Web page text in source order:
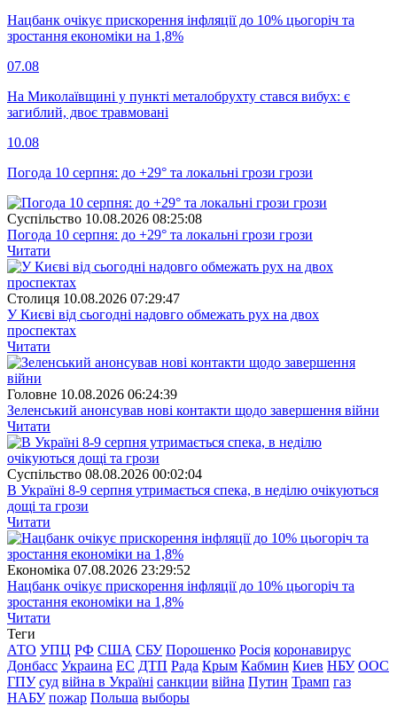
Нацбанк очікує прискорення інфляції до 10% цьогоріч та
зростання економіки на 1,8%
07.08
На Миколаївщині у пункті металобрухту стався вибух: є
загиблий, двоє травмовані
10.08
Погода 10 серпня: до +29° та локальні грози грози
Суспiльство 10.08.2026 08:25:08
Погода 10 серпня: до +29° та локальні грози грози
Читати
Столиця 10.08.2026 07:29:47
У Києві від сьогодні надовго обмежать рух на двох
проспектах
Читати
Головне 10.08.2026 06:24:39
Зеленський анонсував нові контакти щодо завершення війни
Читати
Суспiльство 08.08.2026 00:02:04
В Україні 8-9 серпня утримається спека, в неділю очікуються
дощі та грози
Читати
Економіка 07.08.2026 23:29:52
Нацбанк очікує прискорення інфляції до 10% цьогоріч та
зростання економіки на 1,8%
Читати
Теги
АТО УПЦ РФ США СБУ Порошенко Росія коронавирус
Донбасс Украина ЕС ДТП Рада Крым Кабмин Киев НБУ ООС
ГПУ суд війна в Україні санкции війна Путин Трамп газ
НАБУ пожар Польша выборы